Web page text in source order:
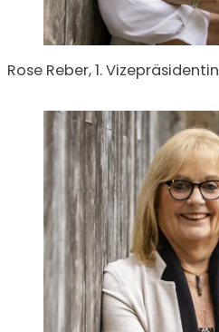
Rose Reber, 1. Vizepräsidentin